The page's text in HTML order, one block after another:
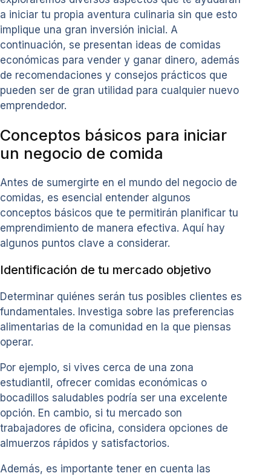
a iniciar tu propia aventura culinaria sin que esto
implique una gran inversión inicial. A
continuación, se presentan ideas de comidas
económicas para vender y ganar dinero, además
de recomendaciones y consejos prácticos que
pueden ser de gran utilidad para cualquier nuevo
emprendedor.
Conceptos básicos para iniciar
un negocio de comida
Antes de sumergirte en el mundo del negocio de
comidas, es esencial entender algunos
conceptos básicos que te permitirán planificar tu
emprendimiento de manera efectiva. Aquí hay
algunos puntos clave a considerar.
Identificación de tu mercado objetivo
Determinar quiénes serán tus posibles clientes es
fundamentales. Investiga sobre las preferencias
alimentarias de la comunidad en la que piensas
operar.
Por ejemplo, si vives cerca de una zona
estudiantil, ofrecer comidas económicas o
bocadillos saludables podría ser una excelente
opción. En cambio, si tu mercado son
trabajadores de oficina, considera opciones de
almuerzos rápidos y satisfactorios.
Además, es importante tener en cuenta las